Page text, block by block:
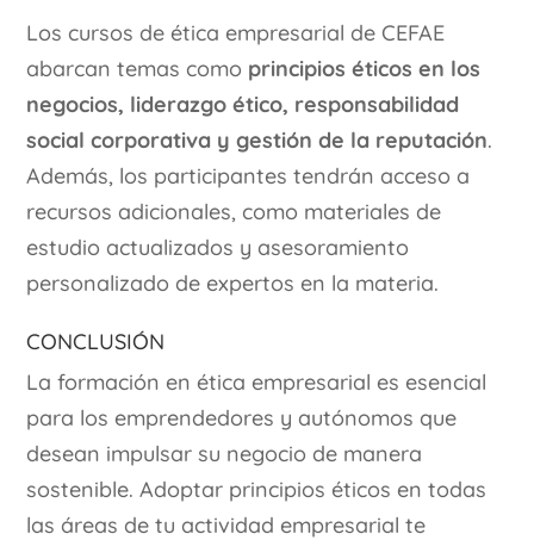
Los cursos de ética empresarial de CEFAE
abarcan temas como principios éticos en los
negocios, liderazgo ético, responsabilidad
social corporativa y gestión de la reputación.
Además, los participantes tendrán acceso a
recursos adicionales, como materiales de
estudio actualizados y asesoramiento
personalizado de expertos en la materia.
Conclusión
La formación en ética empresarial es esencial
para los emprendedores y autónomos que
desean impulsar su negocio de manera
sostenible. Adoptar principios éticos en todas
las áreas de tu actividad empresarial te